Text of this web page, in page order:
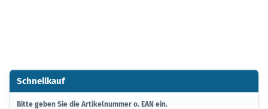
Schnellkauf
BITTE
Bitte geben Sie die Artikelnummer o. EAN ein.